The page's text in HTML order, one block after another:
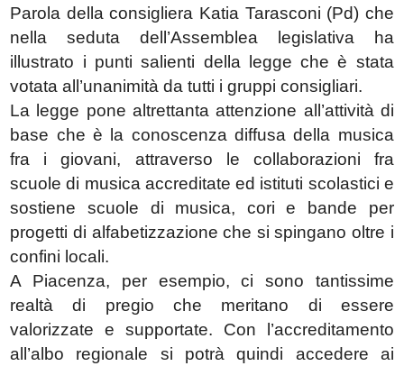
Parola della consigliera Katia Tarasconi (Pd) che
nella seduta dell’Assemblea legislativa ha
illustrato i punti salienti della legge che è stata
votata all’unanimità da tutti i gruppi consigliari.
La legge pone altrettanta attenzione all’attività di
base che è la conoscenza diffusa della musica
fra i giovani, attraverso le collaborazioni fra
scuole di musica accreditate ed istituti scolastici e
sostiene scuole di musica, cori e bande per
progetti di alfabetizzazione che si spingano oltre i
confini locali.
A Piacenza, per esempio, ci sono tantissime
realtà di pregio che meritano di essere
valorizzate e supportate. Con l’accreditamento
all’albo regionale si potrà quindi accedere ai